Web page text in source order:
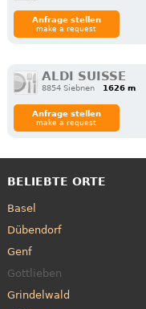
Anfrage stellen
make a request
ALDI SUISSE
8854 Siebnen 1626 m
Anfrage stellen
make a request
BELIEBTE ORTE
Basel
Dübendorf
Genf
Gottlieben
Grindelwald